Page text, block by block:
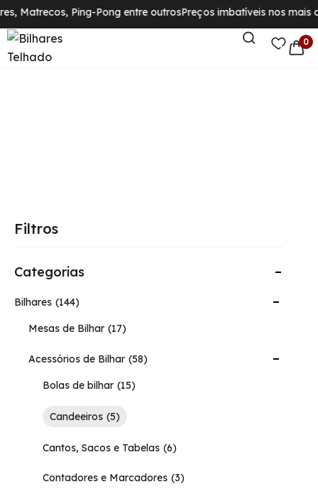
Matrecos, Ping-Pong entre outrosPreços imbatíveis nos mais
0
Filtros
Categorias
Bilhares 144
Mesas de Bilhar 17
Acessórios de Bilhar 58
Bolas de bilhar 15
Candeeiros 5
Cantos, Sacos e Tabelas 6
Contadores e Marcadores 3